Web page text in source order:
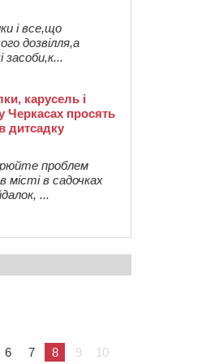
і все,що
дозвілля,а
засоби,к...
карусель і
Черкасах просять
дитсадку
проблем
місті в садочках
...
6 7 8 9 10